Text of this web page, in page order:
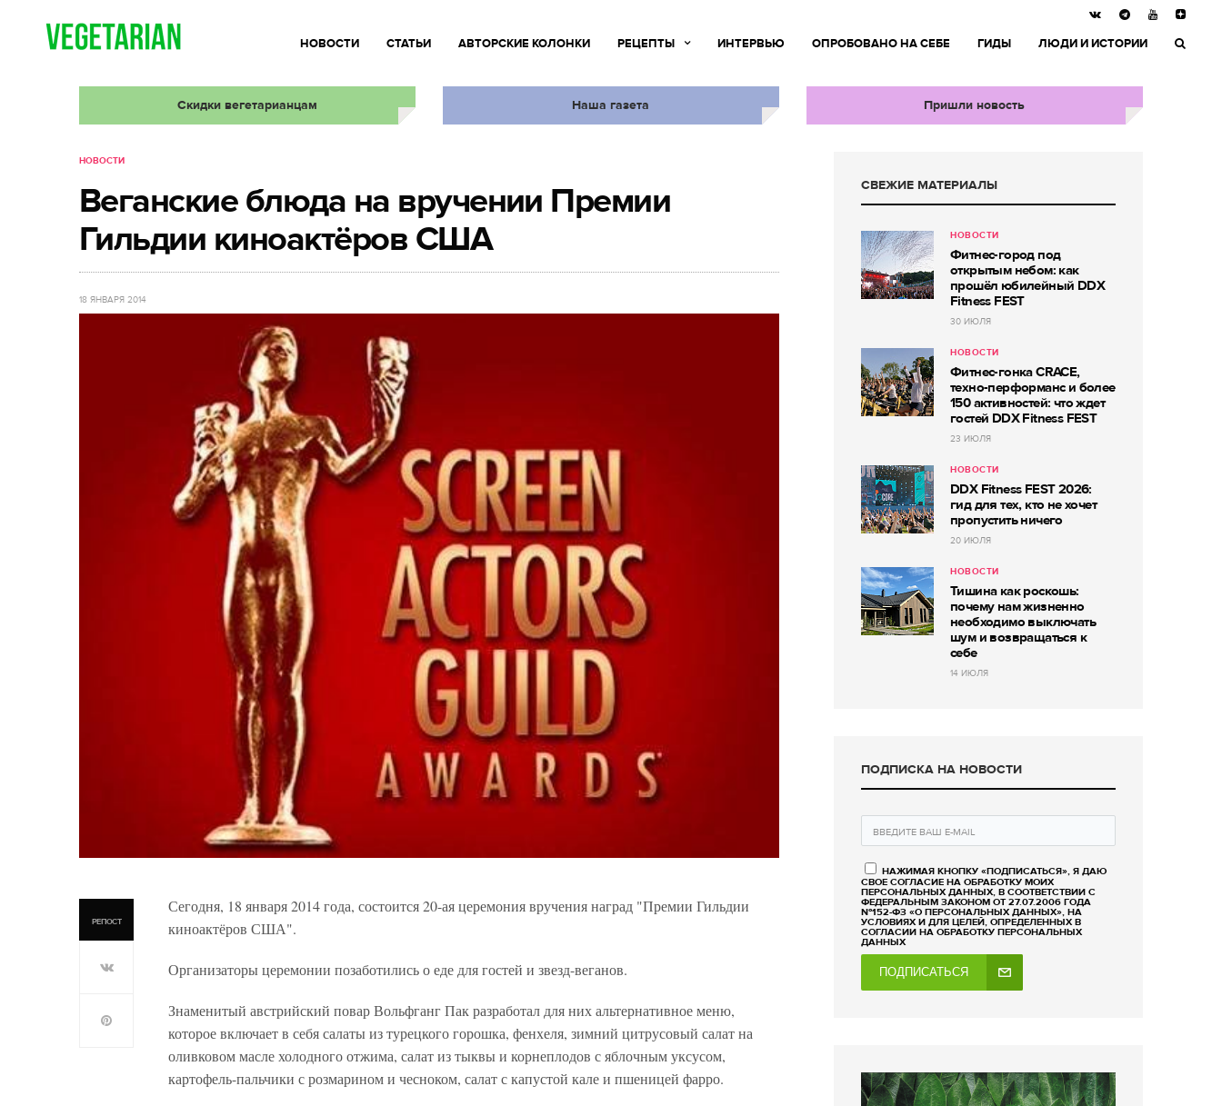
НОВОСТИ СТАТЬИ АВТОРСКИЕ КОЛОНКИ РЕЦЕПТЫ ИНТЕРВЬЮ ОПРОБОВАНО НА СЕБЕ ГИДЫ ЛЮДИ И ИСТОРИИ
Скидки вегетарианцам Наша газета Пришли новость
НОВОСТИ
Веганские блюда на вручении Премии
Гильдии киноактёров США
18 ЯНВАРЯ 2014
РЕПОСТ
Сегодня, 18 января 2014 года, состоится 20-ая церемония вручения наград "Премии Гильдии
киноактёров США".
Организаторы церемонии позаботились о еде для гостей и звезд-веганов.
Знаменитый австрийский повар Вольфганг Пак разработал для них альтернативное меню,
которое включает в себя салаты из турецкого горошка, фенхеля, зимний цитрусовый салат на
оливковом масле холодного отжима, салат из тыквы и корнеплодов с яблочным уксусом,
картофель-пальчики с розмарином и чесноком, салат с капустой кале и пшеницей фарро.
СВЕЖИЕ МАТЕРИАЛЫ
НОВОСТИ
Фитнес-город под
открытым небом: как
прошёл юбилейный DDX
Fitness FEST
30 ИЮЛЯ
НОВОСТИ
Фитнес-гонка CRACE,
техно-перформанс и более
150 активностей: что ждет
гостей DDX Fitness FEST
23 ИЮЛЯ
НОВОСТИ
DDX Fitness FEST 2026:
гид для тех, кто не хочет
пропустить ничего
20 ИЮЛЯ
НОВОСТИ
Тишина как роскошь:
почему нам жизненно
необходимо выключать
шум и возвращаться к
себе
14 ИЮЛЯ
ПОДПИСКА НА НОВОСТИ
НАЖИМАЯ КНОПКУ «ПОДПИСАТЬСЯ», Я ДАЮ
СВОЕ СОГЛАСИЕ НА ОБРАБОТКУ МОИХ
ПЕРСОНАЛЬНЫХ ДАННЫХ, В СООТВЕТСТВИИ С
ФЕДЕРАЛЬНЫМ ЗАКОНОМ ОТ 27.07.2006 ГОДА
№152-ФЗ «О ПЕРСОНАЛЬНЫХ ДАННЫХ», НА
УСЛОВИЯХ И ДЛЯ ЦЕЛЕЙ, ОПРЕДЕЛЕННЫХ В
СОГЛАСИИ НА ОБРАБОТКУ ПЕРСОНАЛЬНЫХ
ДАННЫХ
ПОДПИСАТЬСЯ